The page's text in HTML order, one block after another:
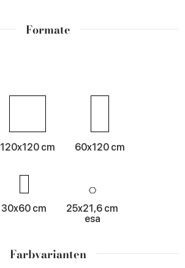
Formate
120x120 cm 60x120 cm
30x60 cm
25x21,6 cm
esa
Farbvarianten